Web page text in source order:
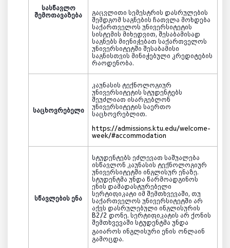
სასწავლო
შემოთავაზება
გაცვლითი სემესტრის დასრულების
შემდგომ საგნების ჩათვლა მოხდება
საქართველოს უნივერსიტეტის
სისტემის მიხედვით, შესაბამისად
საგნებს მიენიჭებათ საქართველოს
უნივერსიტეტში შესაბამისი
საგნისთვის მინიჭებული კრედიტების
რაოდენობა.
საცხოვრებელი
კაუნასის ტექნოლოგიურ
უნივერსიტეტის სტუდენტებს
შეუძლიათ ისარგებლონ
უნივერსიტეტისსაერთო
საცხოვრებლით.
https://admissions.ktu.edu/welcome-
week/#accommodation
სწავლების ენა
სტუდენტებს ეძლევათ საშუალება
ისწავლონ კაუნასის ტექნოლოგიურ
უნივერსიტეტში ინგლისურ ენაზე.
სტუდენტმა უნდა წარმოადგინოს
ენის დამადასტურებელი
სერტიფიკატი იმ შემთხვევაში, თუ
საქართველოს უნივერსიტეტში არ
აქვს დასრულებული ინგლისურის
B2/2 დონე. სერტიფიკატის არ ქონის
შემთხვევაში სტუდენტმა უნდა
გაიაროს ინგლისური ენის ონლაინ
გამოცდა.